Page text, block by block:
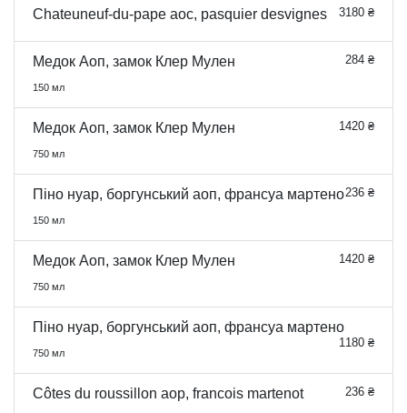
Chateuneuf-du-pape aoc, pasquier desvignes 3180 ₴
Медок Аоп, замок Клер Мулен 284 ₴
150 мл
Медок Аоп, замок Клер Мулен 1420 ₴
750 мл
Піно нуар, боргунський аоп, франсуа мартено236 ₴
150 мл
Медок Аоп, замок Клер Мулен 1420 ₴
750 мл
Піно нуар, боргунський аоп, франсуа мартено
1180 ₴
750 мл
Côtes du roussillon aop, francois martenot 236 ₴